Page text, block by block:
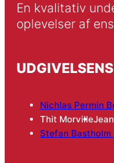
En kvalitativ
oplevelser af
Nichlas Permin
Thit Morville
Stefan Bastholm